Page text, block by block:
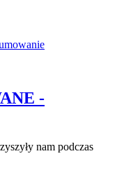
-
nam podczas